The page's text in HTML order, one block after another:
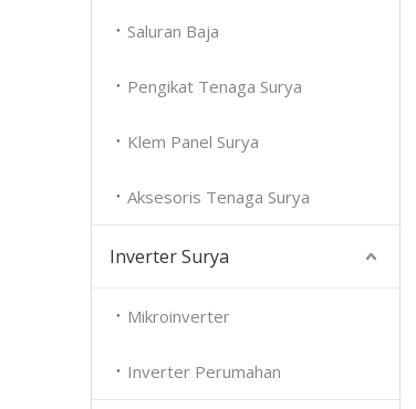
Saluran Baja
Pengikat Tenaga Surya
Klem Panel Surya
Aksesoris Tenaga Surya
Inverter Surya
Mikroinverter
Inverter Perumahan